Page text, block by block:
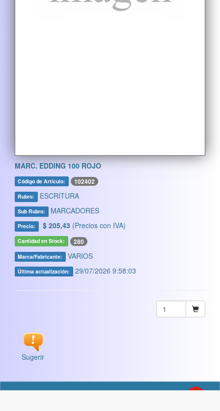
MARC. EDDING 100 ROJO
Código de Artículo: 102402
Rubro: ESCRITURA
Sub Rubro: MARCADORES
Precio: $ 205,43 (Precios con IVA)
Cantidad en Stock: 280
Marca/Fabricante: VARIOS
Última actualización: 29/07/2026 9:58:03
Sugerir